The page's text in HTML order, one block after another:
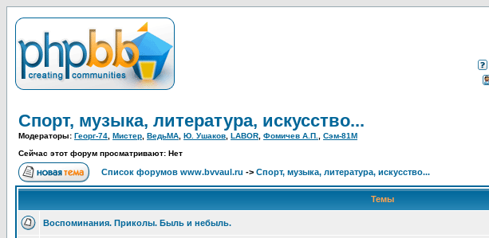
Спорт, музыка, литература, искусство...
Модераторы: Георг-74 Мистер ВедьМА Ю. Ушаков LABOR Фомичев А.П.
Сэм-81М
Сейчас этот форум просматривают: Нет
Список форумов www.bvvaul.ru -> Спорт, музыка, литература, искусство...
Темы
Воспоминания. Приколы. Быль и небыль.